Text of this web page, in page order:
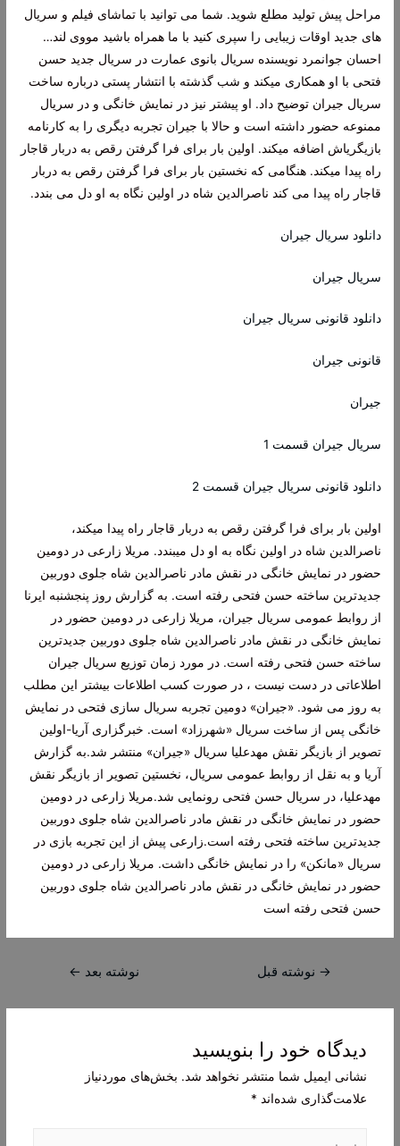
مراحل پیش تولید مطلع شوید. شما می توانید با تماشای فیلم و سریال
های جدید اوقات زیبایی را سپری کنید با ما همراه باشید مووی لند…
احسان جوانمرد نویسنده سریال بانوی عمارت در سریال جدید حسن
فتحی با او همکاری میکند و شب گذشته با انتشار پستی درباره ساخت
سریال جیران توضیح داد. او پیشتر نیز در نمایش خانگی و در سریال
ممنوعه حضور داشته است و حالا با جیران تجربه دیگری را به کارنامه
بازیگریاش اضافه میکند. اولین بار برای فرا گرفتن رقص به دربار قاجار
راه پیدا میکند. هنگامی که نخستین بار برای فرا گرفتن رقص به دربار
قاجار راه پیدا می کند ناصرالدین شاه در اولین نگاه به او دل می بندد.
دانلود سریال جیران
سریال جیران
دانلود قانونی سریال جیران
قانونی جیران
جیران
سریال جیران قسمت 1
دانلود قانونی سریال جیران قسمت 2
اولین بار برای فرا گرفتن رقص به دربار قاجار راه پیدا میکند،
ناصرالدین شاه در اولین نگاه به او دل میبندد. مریلا زارعی در دومین
حضور در نمایش خانگی در نقش مادر ناصرالدین شاه جلوی دوربین
جدیدترین ساخته حسن فتحی رفته است. به گزارش روز پنجشنبه ایرنا
از روابط عمومی سریال جیران، مریلا زارعی در دومین حضور در
نمایش خانگی در نقش مادر ناصرالدین شاه جلوی دوربین جدیدترین
ساخته حسن فتحی رفته است. در مورد زمان توزیع سریال جیران
اطلاعاتی در دست نیست ، در صورت کسب اطلاعات بیشتر این مطلب
به روز می شود. «جیران» دومین تجربه سریال سازی فتحی در نمایش
خانگی پس از ساخت سریال «شهرزاد» است. خبرگزاری آریا-اولین
تصویر از بازیگر نقش مهدعلیا سریال «جیران» منتشر شد.به گزارش
آریا و به نقل از روابط عمومی سریال، نخستین تصویر از بازیگر نقش
مهدعلیا، در سریال حسن فتحی رونمایی شد.مریلا زارعی در دومین
حضور در نمایش خانگی در نقش مادر ناصرالدین شاه جلوی دوربین
جدیدترین ساخته فتحی رفته است.زارعی پیش از این تجربه بازی در
سریال «مانکن» را در نمایش خانگی داشت. مریلا زارعی در دومین
حضور در نمایش خانگی در نقش مادر ناصرالدین شاه جلوی دوربین
حسن فتحی رفته است
راهبری
→ نوشته قبل نوشته بعد ←
دیدگاه‌ خود را بنویسید
نشانی ایمیل شما منتشر نخواهد شد. بخش‌های موردنیاز
علامت‌گذاری شده‌اند *